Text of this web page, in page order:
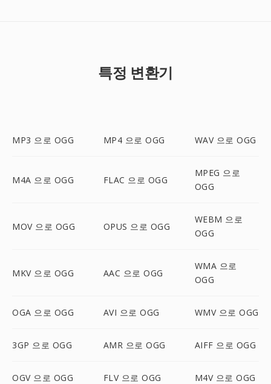
특정 변환기
MP3 으로 OGG MP4 으로 OGG WAV 으로 OGG
M4A 으로 OGG FLAC 으로 OGG
MPEG 으로
OGG
MOV 으로 OGG OPUS 으로 OGG
WEBM 으로
OGG
MKV 으로 OGG AAC 으로 OGG
WMA 으로
OGG
OGA 으로 OGG AVI 으로 OGG WMV 으로 OGG
3GP 으로 OGG AMR 으로 OGG AIFF 으로 OGG
OGV 으로 OGG FLV 으로 OGG M4V 으로 OGG